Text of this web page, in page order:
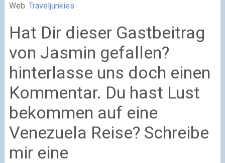
Web: Traveljunkies
Hat Dir dieser Gastbeitrag
von Jasmin gefallen?
hinterlasse uns doch einen
Kommentar. Du hast Lust
bekommen auf eine
Venezuela Reise? Schreibe
mir eine